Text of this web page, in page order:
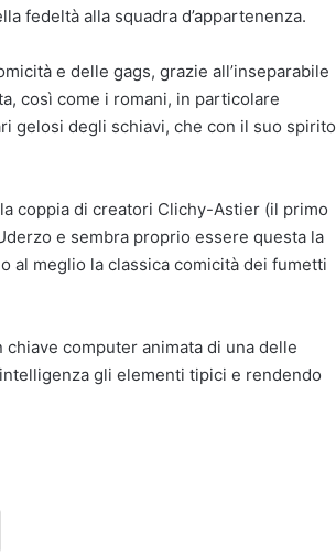
fedeltà alla squadra d’appartenenza.
e delle gags, grazie all’inseparabile
così come i romani, in particolare
gelosi degli schiavi, che con il suo spirito
coppia di creatori Clichy-Astier (il primo
e sembra proprio essere questa la
al meglio la classica comicità dei fumetti
computer animata di una delle
gli elementi tipici e rendendo